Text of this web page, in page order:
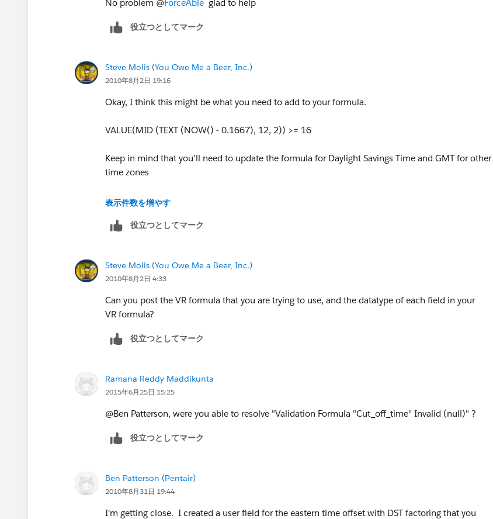
No problem @ForceAble glad to help
役立つとしてマーク
Steve Molis (You Owe Me a Beer, Inc.)
2010年8月2日 19:16
Okay, I think this might be what you need to add to your formula.
VALUE(MID (TEXT (NOW() - 0.1667), 12, 2)) >= 16
Keep in mind that you'll need to update the formula for Daylight Savings Time and GMT for other
time zones
https://na1.salesforce.com/_ui/training/help/pub/UserEdSolution?
2Fhelp%2FCombinedSearchPage%3Fstr%3Dtime%2Bformula&ps=1&orgId=00D0000000000
表示件数を増やす
役立つとしてマーク
Steve Molis (You Owe Me a Beer, Inc.)
2010年8月2日 4:33
Can you post the VR formula that you are trying to use, and the datatype of each field in your
VR formula?
役立つとしてマーク
Ramana Reddy Maddikunta
2015年6月25日 15:25
@Ben Patterson, were you able to resolve "Validation Formula "Cut_off_time" Invalid (null)" ?
役立つとしてマーク
Ben Patterson (Pentair)
2010年8月31日 19:44
I'm getting close. I created a user field for the eastern time offset with DST factoring that you